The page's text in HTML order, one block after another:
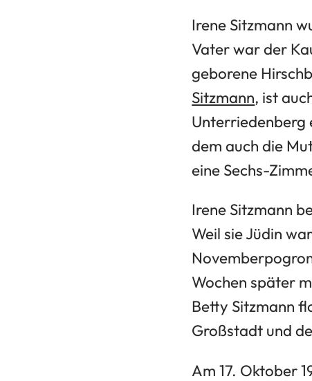
Irene Sitzmann
Vater war der
geborene
Sitzmann, ist
Unterriedenberg
dem auch die
eine Sechs-
Irene Sitzmann
Weil sie Jüdin
Wochen später
Betty Sitzmann
Großstadt und
Am 17. Oktober